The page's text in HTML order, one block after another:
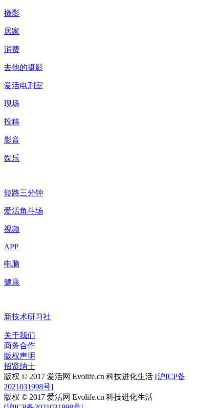
摄影
居家
消费
去他的摄影
爱活电刑室
现场
投稿
影音
娱乐
短路三分钟
爱活角斗场
视频
APP
电脑
健康
新技术研习社
关于我们
商务合作
版权声明
招贤纳士
版权 © 2017 爱活网 Evolife.cn 科技进化生活 [沪ICP备
2021031998号]
版权 © 2017 爱活网 Evolife.cn 科技进化生活